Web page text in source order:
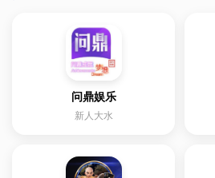
问鼎娱乐
新人大水